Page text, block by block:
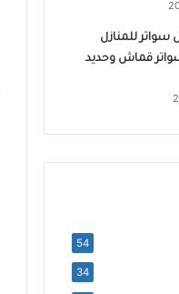
للمنازل
قماش وحديد
54
34